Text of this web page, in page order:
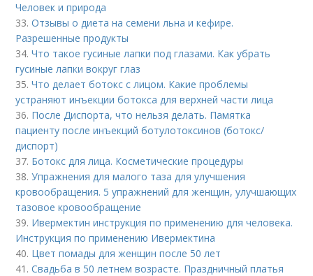
Человек и природа
33.Отзывы о диета на семени льна и кефире.
Разрешенные продукты
34.Что такое гусиные лапки под глазами. Как убрать
гусиные лапки вокруг глаз
35.Что делает ботокс с лицом. Какие проблемы
устраняют инъекции ботокса для верхней части лица
36. После Диспорта, что нельзя делать. Памятка
пациенту после инъекций ботулотоксинов (ботокс/
диспорт)
37. Ботокс для лица. Косметические процедуры
38.Упражнения для малого таза для улучшения
кровообращения. 5 упражнений для женщин, улучшающих
тазовое кровообращение
39. Ивермектин инструкция по применению для человека.
Инструкция по применению Ивермектина
40. Цвет помады для женщин после 50 лет
41.Свадьба в 50 летнем возрасте. Праздничный платья